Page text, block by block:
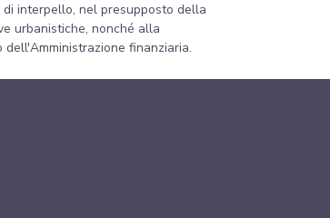
interpello, nel presupposto della
urbanistiche, nonché alla
finanziaria.